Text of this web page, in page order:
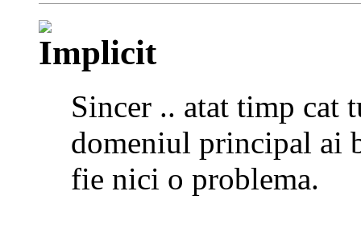
Sincer .. atat timp cat
domeniul principal ai
fie nici o problema.